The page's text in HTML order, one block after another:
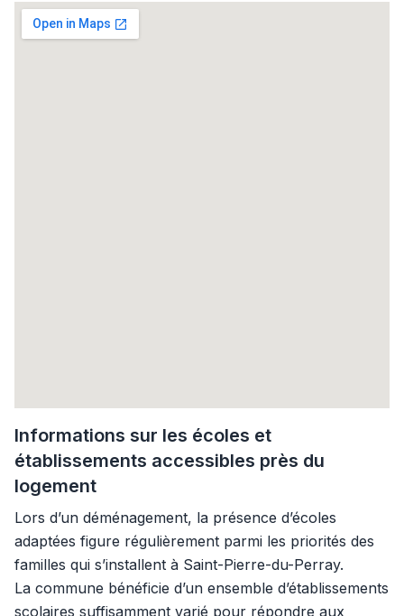
Informations sur les écoles et
établissements accessibles près du
logement
Lors d’un déménagement, la présence d’écoles
adaptées figure régulièrement parmi les priorités des
familles qui s’installent à Saint-Pierre-du-Perray.
La commune bénéficie d’un ensemble d’établissements
scolaires suffisamment varié pour répondre aux